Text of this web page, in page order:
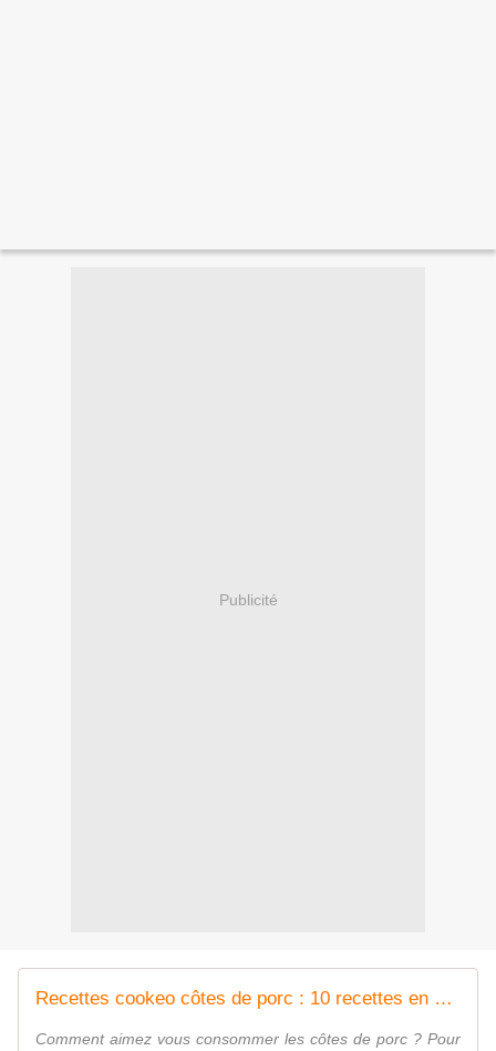
Publicité
Recettes cookeo côtes de porc : 10 recettes en PDF |
Comment aimez vous consommer les côtes de porc ? Pour